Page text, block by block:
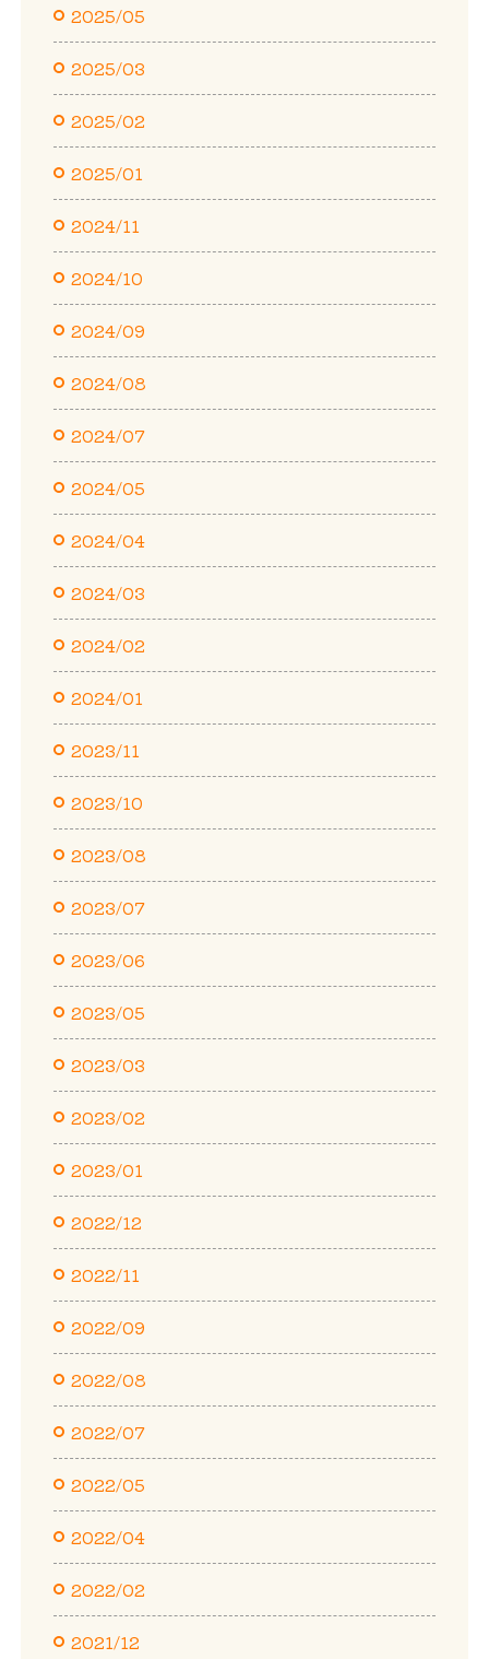
2025/05
2025/03
2025/02
2025/01
2024/11
2024/10
2024/09
2024/08
2024/07
2024/05
2024/04
2024/03
2024/02
2024/01
2023/11
2023/10
2023/08
2023/07
2023/06
2023/05
2023/03
2023/02
2023/01
2022/12
2022/11
2022/09
2022/08
2022/07
2022/05
2022/04
2022/02
2021/12